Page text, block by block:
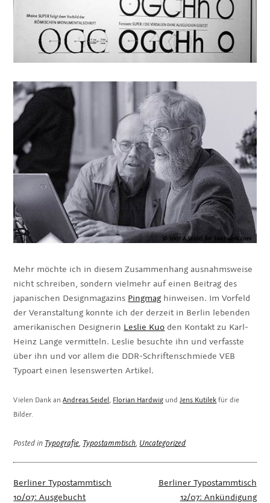
Mehr möchte ich in diesem Zusammenhang ausnahmsweise
nicht schreiben, sondern vielmehr auf einen Beitrag des
japanischen Designmagazins Pingmag hinweisen. Im Vorfeld
der Veranstaltung konnte ich der derzeit in Berlin lebenden
amerikanischen Designerin Leslie Kuo den Kontakt zu Karl-
Heinz Lange vermitteln. Leslie besuchte ihn und verfasste
über ihn und vor allem die DDR-Schriftenschmiede VEB
Typoart einen lesenswerten Artikel.
Vielen Dank anAndreas Seidel, Florian Hardwig undJens Kutilek für die
Bilder.
Posted in Typografie, Typostammtisch, Uncategorized
Beitragsnavigation
Berliner Typostammtisch
10/07: Ausgebucht
Berliner Typostammtisch
12/07: Ankündigung